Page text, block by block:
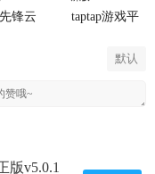
锋云
taptap游戏平
默认
版v5.0.1